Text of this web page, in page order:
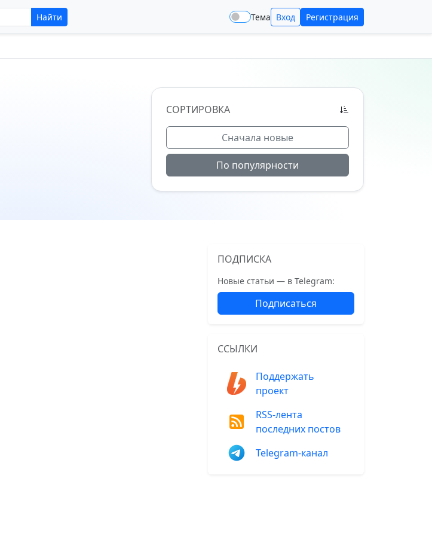
Найти Тема Вход Регистрация
СОРТИРОВКА
Сначала новые
По популярности
ПОДПИСКА
Новые статьи — в Telegram:
Подписаться
ССЫЛКИ
Поддержать
проект
RSS-лента
последних постов
Telegram-канал